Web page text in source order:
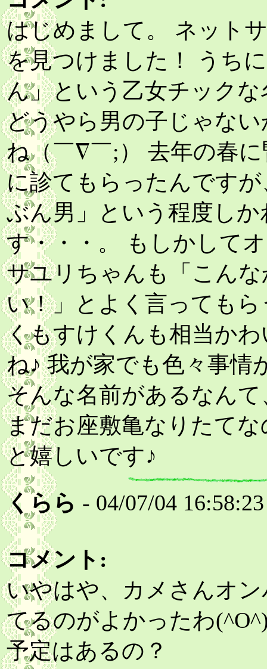
はじめまして。 ネット
を見つけました！ うち
ん」という乙女チック
どうやら男の子じゃな
ね（￣∇￣;） 去年の春
に診てもらったんです
ぶん男」という程度し
す・・・。 もしかして
サユリちゃんも「こん
い！」とよく言っても
くもすけくんも相当か
ね♪ 我が家でも色々事情
そんな名前があるなん
まだお座敷亀なりたて
と嬉しいです♪
くらら - 04/07/04 16:58:23
コメント:
いやはや、カメさんオ
てるのがよかったわ
予定はあるの？